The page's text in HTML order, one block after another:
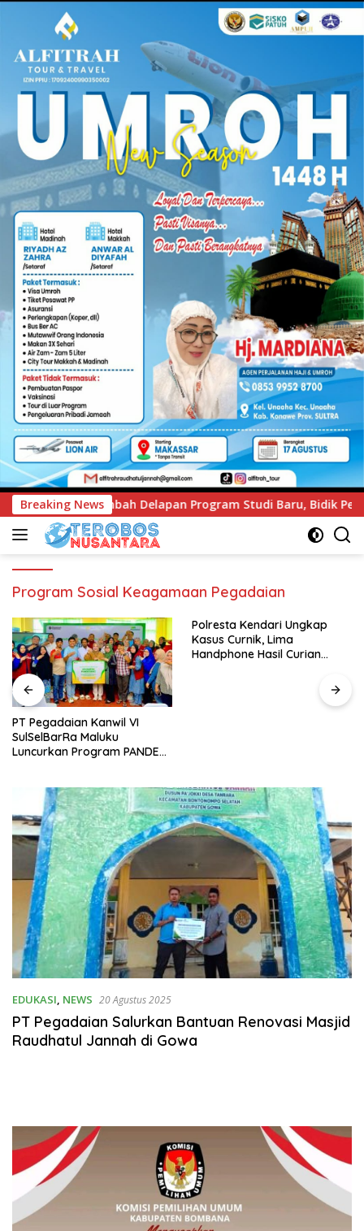
Breaking News
Program Studi Baru, Bidik Penguatan Daya Saing
Program Sosial Keagamaan Pegadaian
PT Pegadaian Kanwil VI
SulSelBarRa Maluku
Luncurkan Program PANDE
Polresta Kendari Ungkap
Kasus Curnik, Lima
Handphone Hasil Curian
EDUKASI, NEWS 20 Agustus 2025
PT Pegadaian Salurkan Bantuan Renovasi Masjid
Raudhatul Jannah di Gowa